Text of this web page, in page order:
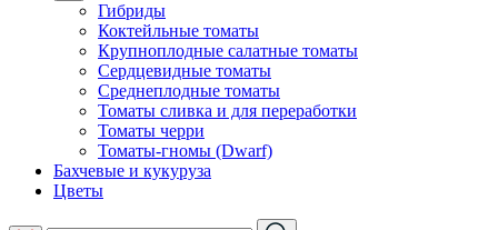
Гибриды
Коктейльные томаты
Крупноплодные салатные томаты
Сердцевидные томаты
Среднеплодные томаты
Томаты сливка и для переработки
Томаты черри
Томаты-гномы (Dwarf)
Бахчевые и кукуруза
Цветы